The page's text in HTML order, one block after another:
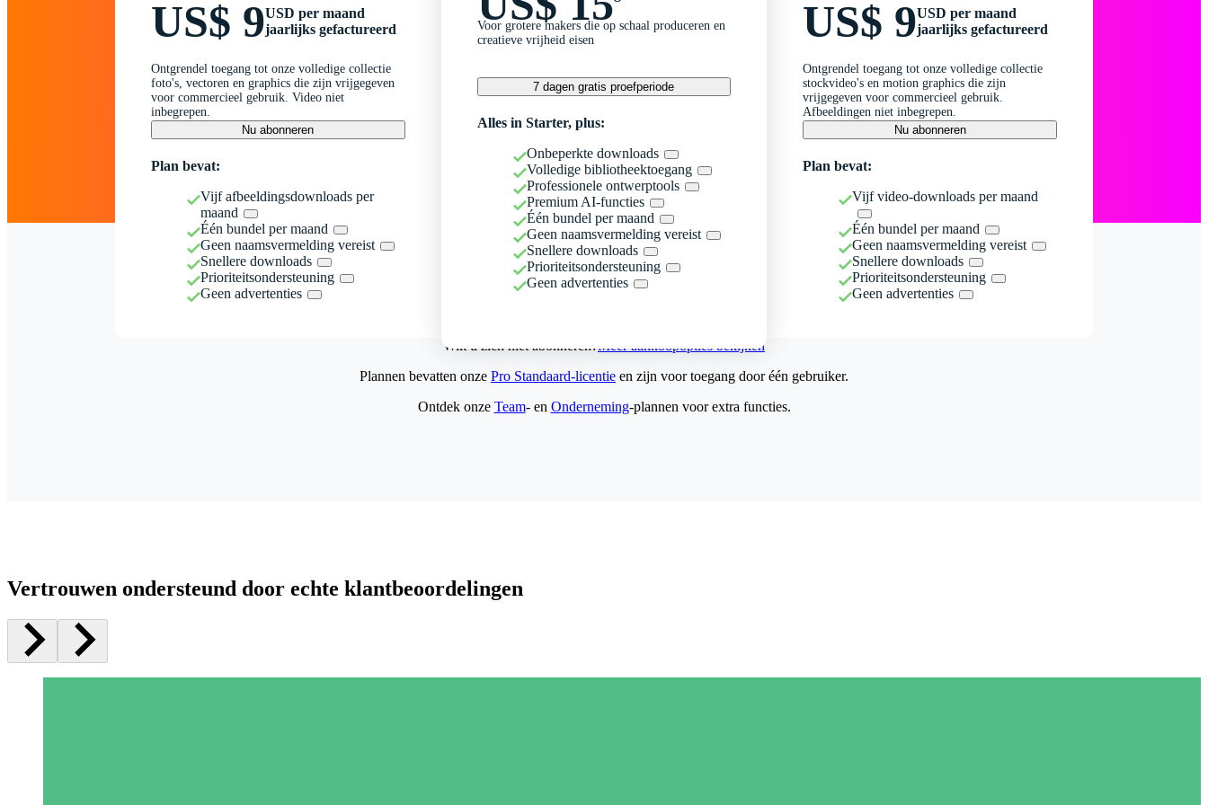
US$ 9USD per maand
jaarlijks gefactureerd
Ontgrendel toegang tot onze volledige collectie
foto's, vectoren en graphics die zijn vrijgegeven
voor commercieel gebruik. Video niet
inbegrepen.
Nu abonneren
Plan bevat:
Vijf afbeeldingsdownloads per
maand
Één bundel per maand
Geen naamsvermelding vereist
Snellere downloads
Prioriteitsondersteuning
Geen advertenties
Voor grotere makers die op schaal produceren en
creatieve vrijheid eisen
7 dagen gratis proefperiode
Alles in Starter, plus:
Onbeperkte downloads
Volledige bibliotheektoegang
Professionele ontwerptools
Premium AI-functies
Één bundel per maand
Geen naamsvermelding vereist
Snellere downloads
Prioriteitsondersteuning
Geen advertenties
US$ 9USD per maand
jaarlijks gefactureerd
Ontgrendel toegang tot onze volledige collectie
stockvideo's en motion graphics die zijn
vrijgegeven voor commercieel gebruik.
Afbeeldingen niet inbegrepen.
Nu abonneren
Plan bevat:
Vijf video-downloads per maand
Één bundel per maand
Geen naamsvermelding vereist
Snellere downloads
Prioriteitsondersteuning
Geen advertenties
Wilt u zich niet abonneren?Meer aankoopopties bekijken
Plannen bevatten onze Pro Standaard-licentie en zijn voor toegang door één gebruiker.
Ontdek onze Team- en Onderneming-plannen voor extra functies.
Vertrouwen ondersteund door echte klantbeoordelingen